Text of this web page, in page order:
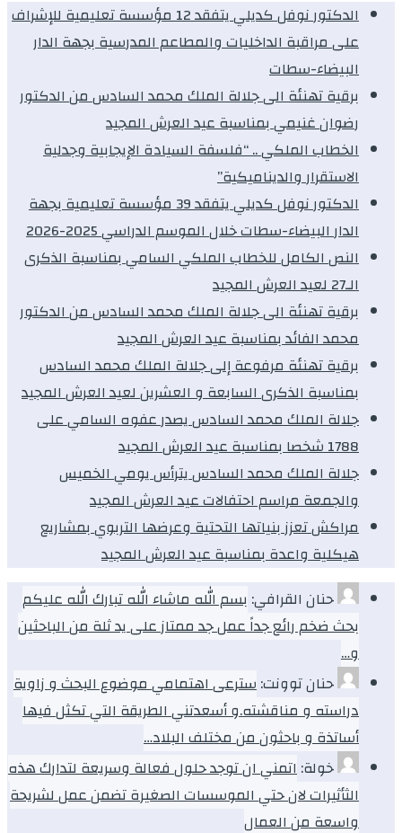
الدكتور نوفل كديلي يتفقد 12 مؤسسة تعليمية للإشراف
على مراقبة الداخليات والمطاعم المدرسية بجهة الدار
البيضاء-سطات
برقية تهنئة الى جلالة الملك محمد السادس من الدكتور
رضوان غنيمي بمناسبة عيد العرش المجيد
الخطاب الملكي .. “فلسفة السيادة الإيجابية وجدلية
الاستقرار والديناميكية”
الدكتور نوفل كديلي يتفقد 39 مؤسسة تعليمية بجهة
الدار البيضاء-سطات خلال الموسم الدراسي 2025-2026
النص الكامل للخطاب الملكي السامي بمناسبة الذكرى
الـ27 لعيد العرش المجيد
برقية تهنئة الى جلالة الملك محمد السادس من الدكتور
محمد الفائد بمناسبة عيد العرش المجيد
برقية تهنئة مرفوعة إلى جلالة الملك محمد السادس
بمناسبة الذكرى السابعة و العشرين لعيد العرش المجيد
جلالة الملك محمد السادس يصدر عفوه السامي على
1788 شخصا بمناسبة عيد العرش المجيد
جلالة الملك محمد السادس يترأس يومي الخميس
والجمعة مراسم احتفالات عيد العرش المجيد
مراكش تعزز بنياتها التحتية وعرضها التربوي بمشاريع
هيكلية واعدة بمناسبة عيد العرش المجيد
حنان القرافي: بسم الله ماشاء الله تبارك الله عليكم
بحث ضخم رائع جداً عمل جد ممتاز على يد ثلة من الباحثين
و…
حنان توونت:سترعى اهتمامي موضوع البحث و زاوية
دراسته و مناقشته.و أسعدتني الطريقة التي تكثل فيها
أساتذة و باحثون من مختلف البلاد…
خولة:اتمني ان توجد حلول فعالة وسريعة لتدارك هذه
الثأثيرات لان حتي الموسسات الصغيرة تضمن عمل لشريحة
واسعة من العمال